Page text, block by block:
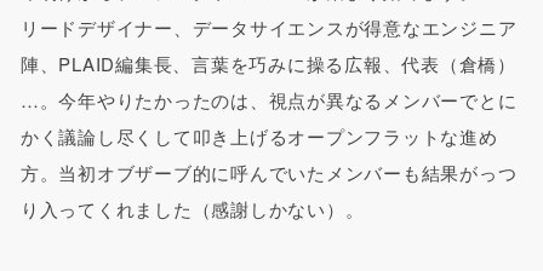
リードデザイナー、データサイエンスが得意なエンジニア
陣、PLAID編集長、言葉を巧みに操る広報、代表（倉橋）
…。今年やりたかったのは、視点が異なるメンバーでとに
かく議論し尽くして叩き上げるオープンフラットな進め
方。当初オブザーブ的に呼んでいたメンバーも結果がっつ
り入ってくれました（感謝しかない）。